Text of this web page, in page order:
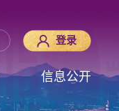
登录
信息公开